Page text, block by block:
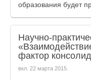
образования будет
Научно-
фактор
вкл. 22 марта 2015